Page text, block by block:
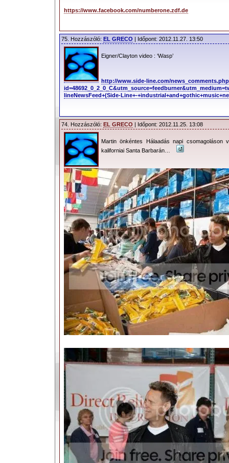
https://www.facebook.com/numberone.zdf.de
75. Hozzászóló: EL GRECO | Időpont: 2012.11.27. 13:50
Eigner/Clayton video : ‘Wasp’
http://www.side-line.com/
lineNewsFeed+(Side-Line+-
74. Hozzászóló: EL GRECO | Időpont: 2012.11.25. 13:08
Martin önkéntes Hálaadás napi
kaliforniai Santa Barbarán…